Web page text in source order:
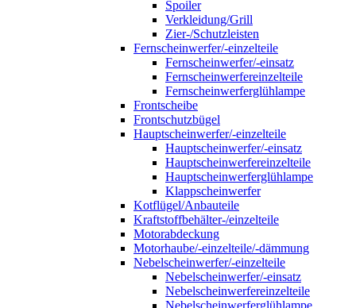
Spoiler
Verkleidung/Grill
Zier-/Schutzleisten
Fernscheinwerfer/-einzelteile
Fernscheinwerfer/-einsatz
Fernscheinwerfereinzelteile
Fernscheinwerferglühlampe
Frontscheibe
Frontschutzbügel
Hauptscheinwerfer/-einzelteile
Hauptscheinwerfer/-einsatz
Hauptscheinwerfereinzelteile
Hauptscheinwerferglühlampe
Klappscheinwerfer
Kotflügel/Anbauteile
Kraftstoffbehälter-/einzelteile
Motorabdeckung
Motorhaube/-einzelteile/-dämmung
Nebelscheinwerfer/-einzelteile
Nebelscheinwerfer/-einsatz
Nebelscheinwerfereinzelteile
Nebelscheinwerferglühlampe